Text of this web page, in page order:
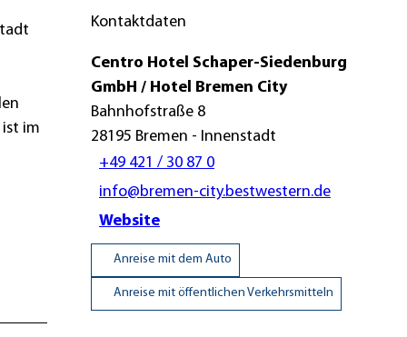
im
Kontaktdaten
Centro Hotel Schaper-Siedenburg
GmbH / Hotel Bremen City
Bahnhofstraße 8
28195 Bremen - Innenstadt
+49 421 / 30 87 0
info@bremen-city.bestwestern.de
Website
Anreise mit dem Auto
Anreise mit öffentlichen Verkehrsmitteln